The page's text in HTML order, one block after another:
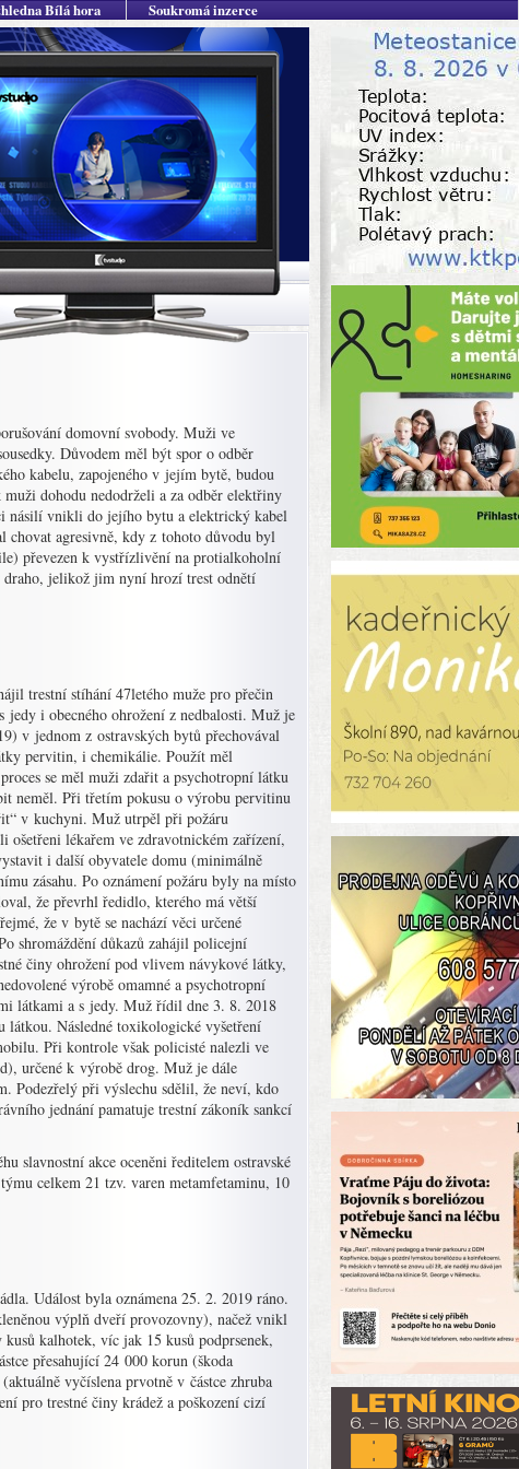
Bílá hora Soukromá inzerce
domovní svobody. Muži ve
Důvodem měl být spor o odběr
kabelu, zapojeného v jejím bytě, budou
dohodu nedodrželi a za odběr elektřiny
násilí vnikli do jejího bytu a elektrický kabel
chovat agresivně, kdy z tohoto důvodu byl
převezen k vystřízlivění na protialkoholní
draho, jelikož jim nyní hrozí trest odnětí
trestní stíhání 47letého muže pro přečin
i obecného ohrožení z nedbalosti. Muž je
v jednom z ostravských bytů přechovával
pervitin, i chemikálie. Použít měl
se měl muži zdařit a psychotropní látku
neměl. Při třetím pokusu o výrobu pervitinu
v kuchyni. Muž utrpěl při požáru
lékařem ve zdravotnickém zařízení,
i další obyvatele domu (minimálně
zásahu. Po oznámení požáru byly na místo
že převrhl ředidlo, kterého má větší
že v bytě se nachází věci určené
shromáždění důkazů zahájil policejní
činy ohrožení pod vlivem návykové látky,
výrobě omamné a psychotropní
látkami a s jedy. Muž řídil dne 3. 8. 2018
Následné toxikologické vyšetření
Při kontrole však policisté nalezli ve
určené k výrobě drog. Muž je dále
Podezřelý při výslechu sdělil, že neví, kdo
jednání pamatuje trestní zákoník sankcí
slavnostní akce oceněni ředitelem ostravské
celkem 21 tzv. varen metamfetaminu, 10
Událost byla oznámena 25. 2. 2019 ráno.
výplň dveří provozovny), načež vnikl
kalhotek, víc jak 15 kusů podprsenek,
přesahující 24 000 korun (škoda
vyčíslena prvotně v částce zhruba
pro trestné činy krádež a poškození cizí